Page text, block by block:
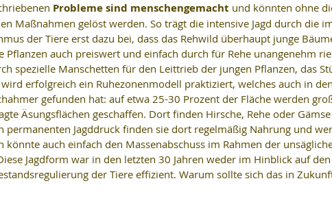
Probleme sind menschengemacht und könnten ohne
Maßnahmen gelöst werden. So trägt die intensive Jagd durch die
der Tiere erst dazu bei, dass das Rehwild überhaupt junge
Pflanzen auch preiswert und einfach durch für Rehe unangenehm
spezielle Manschetten für den Leittrieb der jungen Pflanzen, das
wird erfolgreich ein Ruhezonenmodell praktiziert, welches auch in
gefunden hat: auf etwa 25-30 Prozent der Fläche werden
Äsungsflächen geschaffen. Dort finden Hirsche, Rehe oder
permanenten Jagddruck finden sie dort regelmäßig Nahrung und
könnte auch einfach den Massenabschuss im Rahmen der
Jagdform war in den letzten 30 Jahren weder im Hinblick auf
der Tiere effizient. Warum sollte sich das in